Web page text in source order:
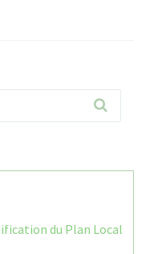
du Plan Local